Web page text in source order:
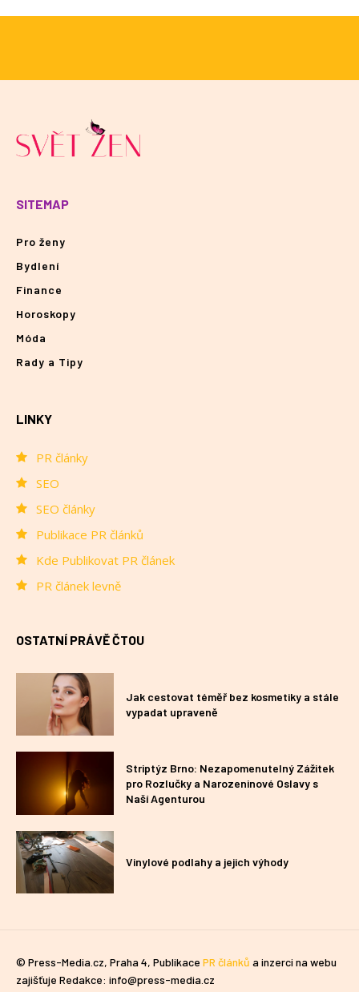
SITEMAP
Pro ženy
Bydlení
Finance
Horoskopy
Móda
Rady a Tipy
LINKY
PR články
SEO
SEO články
Publikace PR článků
Kde Publikovat PR článek
PR článek levně
OSTATNÍ PRÁVĚ ČTOU
Jak cestovat téměř bez kosmetiky a stále
vypadat upraveně
Striptýz Brno: Nezapomenutelný Zážitek
pro Rozlučky a Narozeninové Oslavy s
Naší Agenturou
Vinylové podlahy a jejich výhody
© Press-Media.cz, Praha 4, Publikace PR článků a inzerci na webu
zajišťuje Redakce: info@press-media.cz